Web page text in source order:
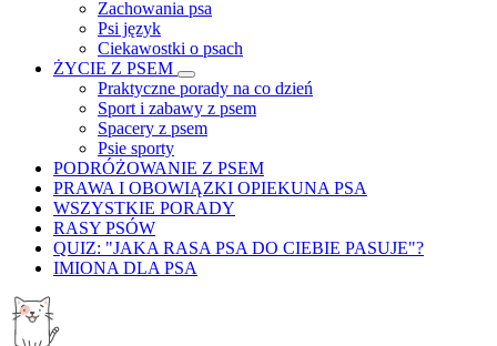
Zachowania psa
Psi język
Ciekawostki o psach
ŻYCIE Z PSEM
Praktyczne porady na co dzień
Sport i zabawy z psem
Spacery z psem
Psie sporty
PODRÓŻOWANIE Z PSEM
PRAWA I OBOWIĄZKI OPIEKUNA PSA
WSZYSTKIE PORADY
RASY PSÓW
QUIZ: "JAKA RASA PSA DO CIEBIE PASUJE"?
IMIONA DLA PSA